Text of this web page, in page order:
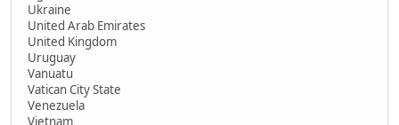
Ukraine
United Arab Emirates
United Kingdom
Uruguay
Vanuatu
Vatican City State
Venezuela